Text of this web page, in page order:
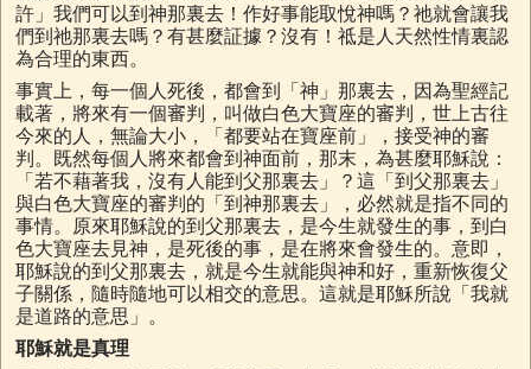
許」我們可以到神那裏去！作好事能取悅神嗎？祂就會讓我
們到祂那裏去嗎？有甚麼証據？沒有！祗是人天然性情裏認
為合理的東西。
事實上，每一個人死後，都會到「神」那裏去，因為聖經記
載著，將來有一個審判，叫做白色大寶座的審判，世上古往
今來的人，無論大小，「都要站在寶座前」，接受神的審
判。既然每個人將來都會到神面前，那末，為甚麼耶穌說：
「若不藉著我，沒有人能到父那裏去」？這「到父那裏去」
與白色大寶座的審判的「到神那裏去」，必然就是指不同的
事情。原來耶穌說的到父那裏去，是今生就發生的事，到白
色大寶座去見神，是死後的事，是在將來會發生的。意即，
耶穌說的到父那裏去，就是今生就能與神和好，重新恢復父
子關係，隨時隨地可以相交的意思。這就是耶穌所說「我就
是道路的意思」。
耶穌就是真理